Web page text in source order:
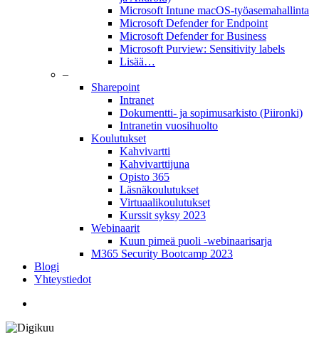
Microsoft Intune macOS-työasemahallinta
Microsoft Defender for Endpoint
Microsoft Defender for Business
Microsoft Purview: Sensitivity labels
Lisää…
–
Sharepoint
Intranet
Dokumentti- ja sopimusarkisto (Piironki)
Intranetin vuosihuolto
Koulutukset
Kahvivartti
Kahvivarttijuna
Opisto 365
Läsnäkoulutukset
Virtuaalikoulutukset
Kurssit syksy 2023
Webinaarit
Kuun pimeä puoli -webinaarisarja
M365 Security Bootcamp 2023
Blogi
Yhteystiedot